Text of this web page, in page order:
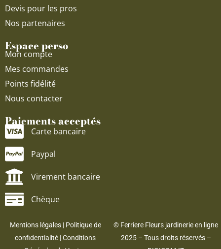
Devis pour les pros
Nos partenaires
Espace perso
Mon compte
Mes commandes
Points fidélité
Nous contacter
Paiements acceptés
Carte bancaire
Paypal
Virement bancaire
Chèque
Mentions légales| Politique de
confidentialité |Conditions
© Ferriere Fleurs jardinerie en ligne
2025 – Tous droits réservés –